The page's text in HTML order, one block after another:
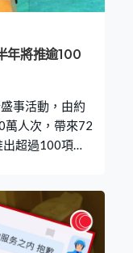
政事務總署表
中心。
年將推逾100
事活動，由約
萬人次，帶來72
超過100項盛
藝博覽、香港
內地同胞來港
增經濟效益。